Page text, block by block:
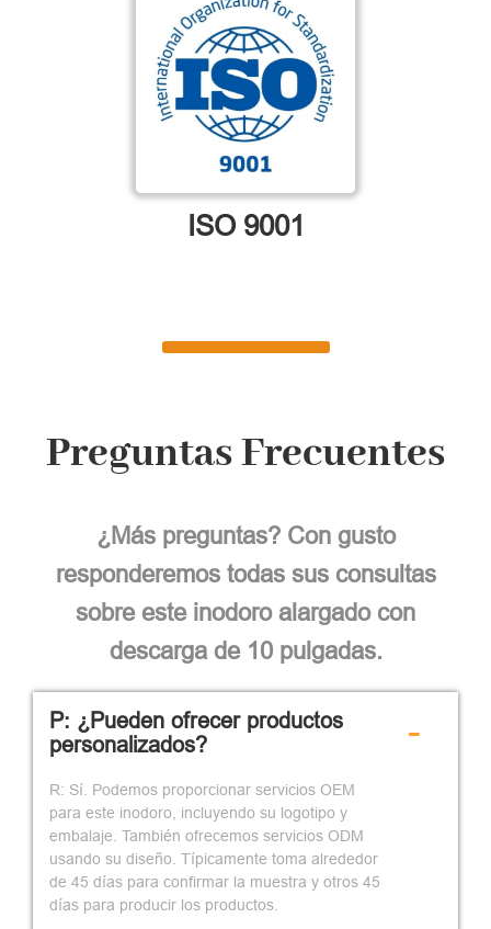
ISO 9001
Preguntas Frecuentes
¿Más preguntas? Con gusto
responderemos todas sus consultas
sobre este inodoro alargado con
descarga de 10 pulgadas.
P: ¿Pueden ofrecer productos
personalizados?
R: Sí. Podemos proporcionar servicios OEM
para este inodoro, incluyendo su logotipo y
embalaje. También ofrecemos servicios ODM
usando su diseño. Típicamente toma alrededor
de 45 días para confirmar la muestra y otros 45
días para producir los productos.
-